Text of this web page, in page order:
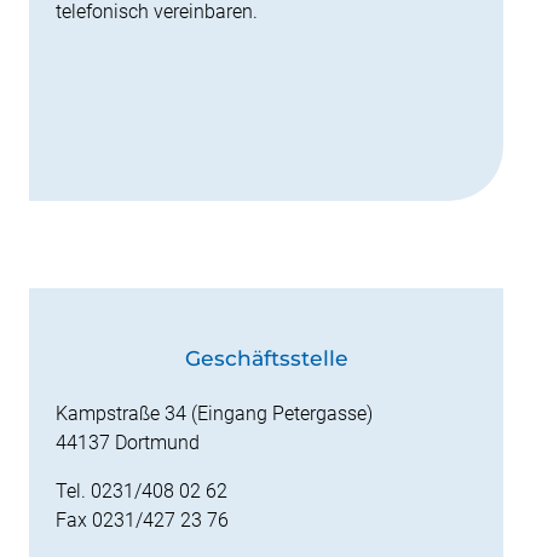
telefonisch vereinbaren.
Geschäftsstelle
Kampstraße 34 (Eingang Petergasse)
44137 Dortmund
Tel. 0231/408 02 62
Fax 0231/427 23 76